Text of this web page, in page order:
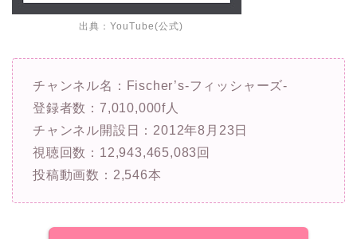
出典： YouTube(公式)
チャンネル名：Fischer’s-フィッシャーズ-
登録者数：7,010,000f人
チャンネル開設日：2012年8月23日
視聴回数：12,943,465,083回
投稿動画数：2,546本